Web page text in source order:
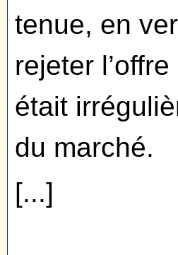
tenue, en
rejeter
était
du marché.
[...]